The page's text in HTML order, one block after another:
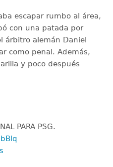
escapar rumbo al área,
con una patada por
árbitro alemán Daniel
como penal. Además,
y poco después
PARA PSG.